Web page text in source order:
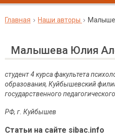
Главная Наши авторы
Малышева Юлия
студент 4 курса факультета
образования, Куйбышевский
государственного
РФ, г. Куйбышев
Статьи на сайте sibac.info